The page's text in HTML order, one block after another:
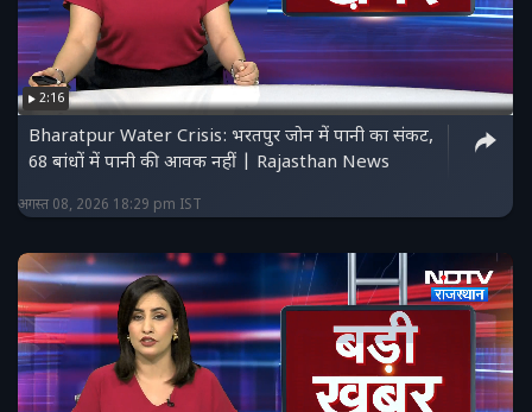
2:16
Bharatpur Water Crisis: भरतपुर जोन में पानी का संकट,
68 बांधों में पानी की आवक नहीं | Rajasthan News
अगस्त 08, 2026 18:29 pm IST